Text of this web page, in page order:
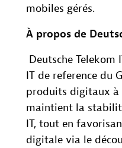
mobiles gérés.
À propos de
Deutsche Telekom
IT de reference du
produits digitaux
maintient la
IT, tout en
digitale via le